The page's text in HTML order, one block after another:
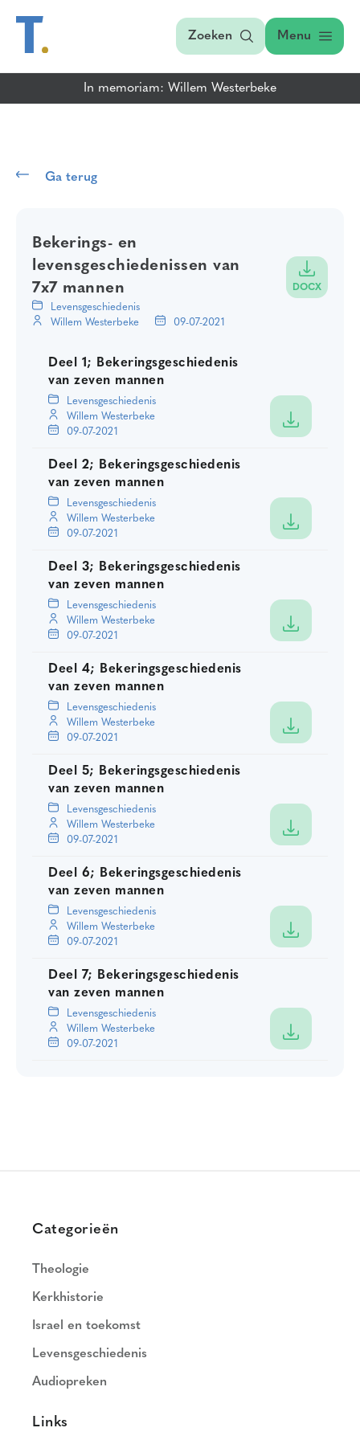
Zoeken Menu
In memoriam: Willem Westerbeke
Ga terug
Bekerings- en
levensgeschiedenissen van
7x7 mannen
Levensgeschiedenis
Willem Westerbeke
09-07-2021
DOCX
Deel 1; Bekeringsgeschiedenis
van zeven mannen
Levensgeschiedenis
Willem Westerbeke
09-07-2021
Deel 2; Bekeringsgeschiedenis
van zeven mannen
Levensgeschiedenis
Willem Westerbeke
09-07-2021
Deel 3; Bekeringsgeschiedenis
van zeven mannen
Levensgeschiedenis
Willem Westerbeke
09-07-2021
Deel 4; Bekeringsgeschiedenis
van zeven mannen
Levensgeschiedenis
Willem Westerbeke
09-07-2021
Deel 5; Bekeringsgeschiedenis
van zeven mannen
Levensgeschiedenis
Willem Westerbeke
09-07-2021
Deel 6; Bekeringsgeschiedenis
van zeven mannen
Levensgeschiedenis
Willem Westerbeke
09-07-2021
Deel 7; Bekeringsgeschiedenis
van zeven mannen
Levensgeschiedenis
Willem Westerbeke
09-07-2021
Categorieën
Theologie
Kerkhistorie
Israel en toekomst
Levensgeschiedenis
Audiopreken
Links